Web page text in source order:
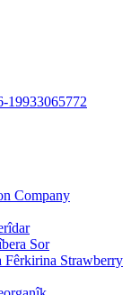
19933065772
Company
Sor
Fêrkirina Strawberry